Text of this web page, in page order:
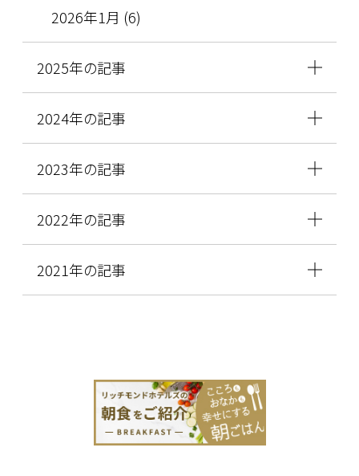
2026年1月 (6)
2025年の記事
2024年の記事
2023年の記事
2022年の記事
2021年の記事